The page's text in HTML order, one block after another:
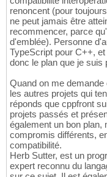
renoncent (pour
ne peut jamais être
recommencer, parce
d'emblée). Personne
TypeScript pour C++,
donc le plan que je suis
Quand on me
les autres projets qui
réponds que cppfront
projets passés et
également un bon plan,
compromis différents,
compatibilité.
Herb Sutter, est un
expert reconnu du